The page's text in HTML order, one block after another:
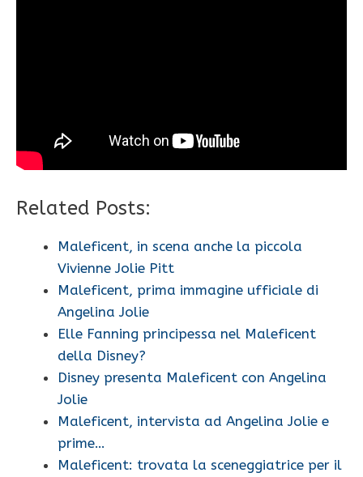
Related Posts:
Maleficent, in scena anche la piccola
Vivienne Jolie Pitt
Maleficent, prima immagine ufficiale di
Angelina Jolie
Elle Fanning principessa nel Maleficent
della Disney?
Disney presenta Maleficent con Angelina
Jolie
Maleficent, intervista ad Angelina Jolie e
prime…
Maleficent: trovata la sceneggiatrice per il